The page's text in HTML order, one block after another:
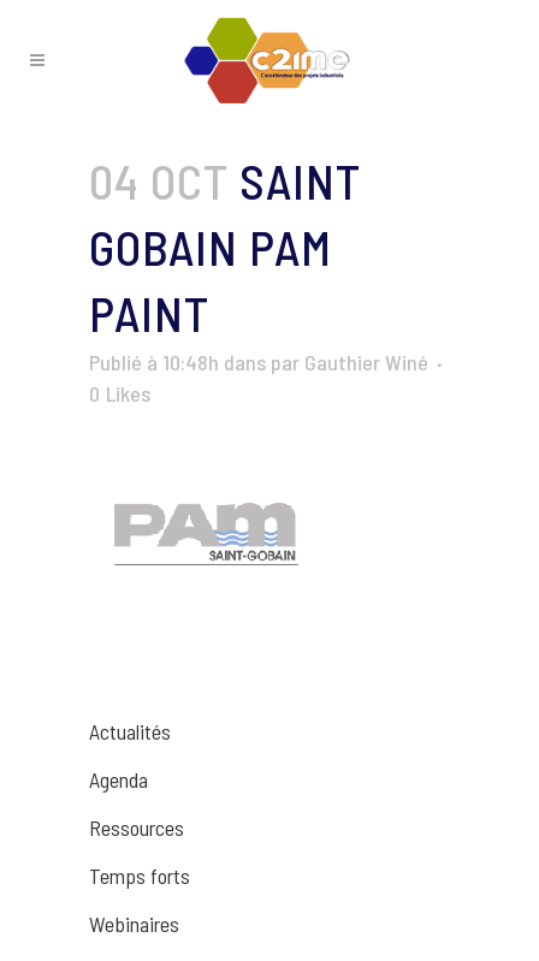
04 OCT SAINT
GOBAIN PAM
PAINT
Publié à 10:48h dans par Gauthier Winé
0 Likes
Actualités
Agenda
Ressources
Temps forts
Webinaires